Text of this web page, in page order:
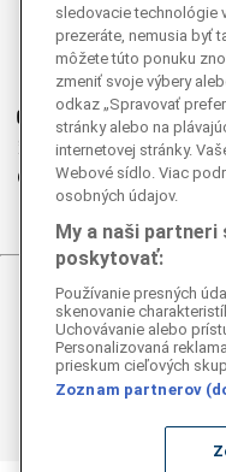
Facebook
Instagram
Ganjing
Youtube
Twitter
Telegram
RSS
© 2026
Všetky práva
správ a
predchádzajúceho
sledovacie technológie
prezeráte, nemusia byť
môžete túto ponuku
zmeniť svoje výbery
odkaz „Spravovať
stránky alebo na
internetovej stránky.
Webové sídlo. Viac
osobných údajov.
My a naši partneri
poskytovať:
Používanie presných
skenovanie
Uchovávanie alebo
Personalizovaná
prieskum cieľových
Zoznam partnerov